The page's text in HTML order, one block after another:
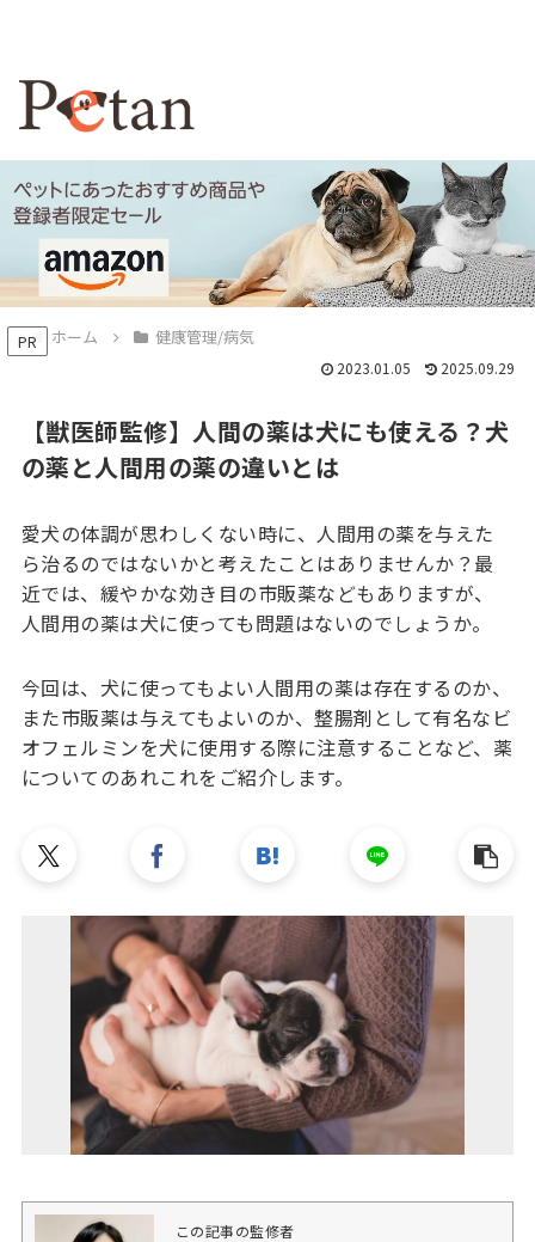
PR ホーム 健康管理/病気
【獣医師監修】人間の薬は犬にも使える？犬
の薬と人間用の薬の違いとは
2023.01.05 2025.09.29
愛犬の体調が思わしくない時に、人間用の薬を与えた
ら治るのではないかと考えたことはありませんか？最
近では、緩やかな効き目の市販薬などもありますが、
人間用の薬は犬に使っても問題はないのでしょうか。
今回は、犬に使ってもよい人間用の薬は存在するのか、
また市販薬は与えてもよいのか、整腸剤として有名なビ
オフェルミンを犬に使用する際に注意することなど、薬
についてのあれこれをご紹介します。
この記事の監修者